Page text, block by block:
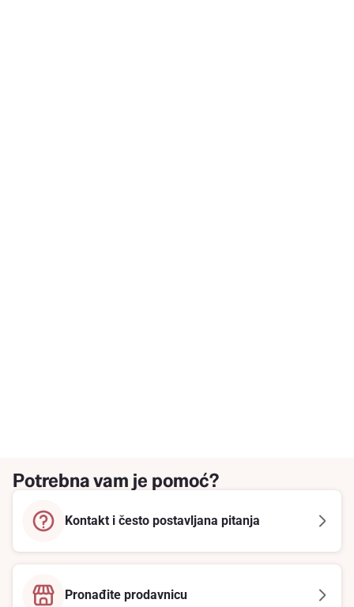
Potrebna vam je pomoć?
Kontakt i često postavljana pitanja
Pronađite prodavnicu